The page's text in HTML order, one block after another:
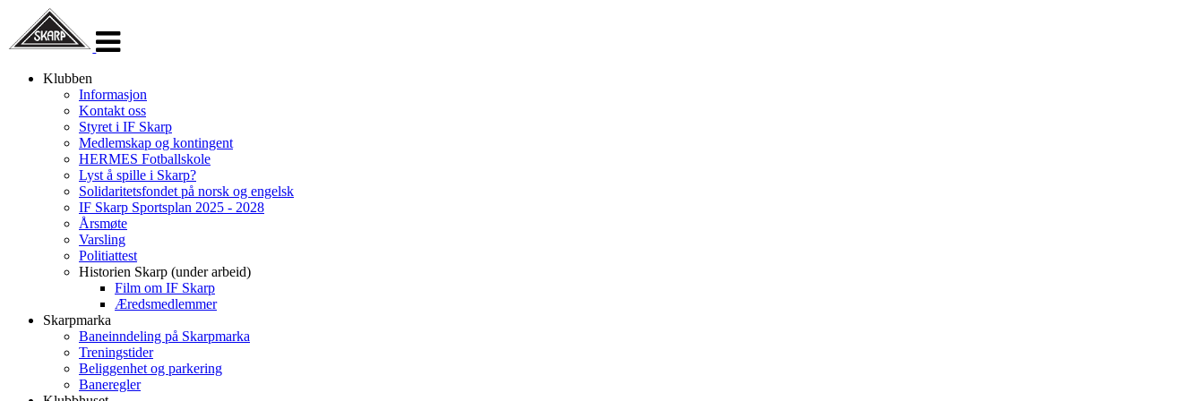
navigasjon
Klubben
Informasjon
Kontakt oss
Styret i IF Skarp
Medlemskap og kontingent
HERMES Fotballskole
Lyst å spille i Skarp?
Solidaritetsfondet på norsk og engelsk
IF Skarp Sportsplan 2025 - 2028
Årsmøte
Varsling
Politiattest
Historien Skarp (under arbeid)
Film om IF Skarp
Æredsmedlemmer
Skarpmarka
Baneinndeling på Skarpmarka
Treningstider
Beliggenhet og parkering
Baneregler